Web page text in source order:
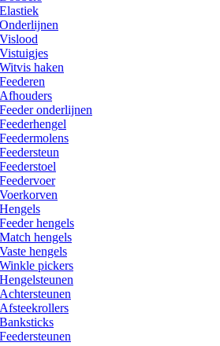
Elastiek
Onderlijnen
Vislood
Vistuigjes
Witvis haken
Feederen
Afhouders
Feeder onderlijnen
Feederhengel
Feedermolens
Feedersteun
Feederstoel
Feedervoer
Voerkorven
Hengels
Feeder hengels
Match hengels
Vaste hengels
Winkle pickers
Hengelsteunen
Achtersteunen
Afsteekrollers
Banksticks
Feedersteunen